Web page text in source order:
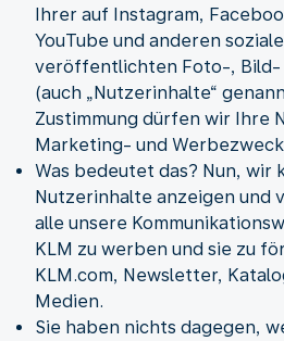
Ihrer auf Instagram,
YouTube und anderen
veröffentlichten Foto-, Bild-
(auch „Nutzerinhalte“
Zustimmung dürfen wir Ihre
Marketing- und
Was bedeutet das? Nun, wir
Nutzerinhalte anzeigen und
alle unsere
KLM zu werben und sie zu
KLM.com, Newsletter,
Medien.
Sie haben nichts dagegen,